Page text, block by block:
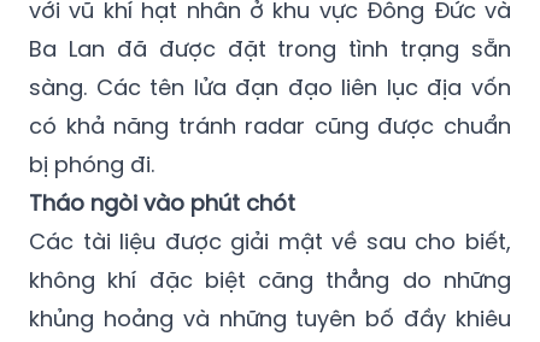
một cuộc tấn công quân sự thực sự. Các
đơn vị chiến đấu của khối Hiệp ước Warsaw
với vũ khí hạt nhân ở khu vực Đông Đức và
Ba Lan đã được đặt trong tình trạng sẵn
sàng. Các tên lửa đạn đạo liên lục địa vốn
có khả năng tránh radar cũng được chuẩn
bị phóng đi.
Tháo ngòi vào phút chót
Các tài liệu được giải mật về sau cho biết,